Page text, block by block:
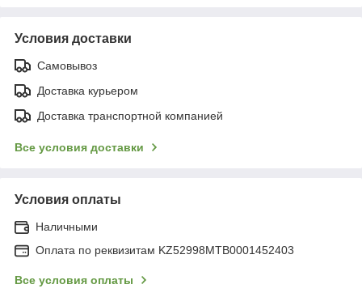
Условия доставки
Самовывоз
Доставка курьером
Доставка транспортной компанией
Все условия доставки
Условия оплаты
Наличными
Оплата по реквизитам KZ52998MTB0001452403
Все условия оплаты